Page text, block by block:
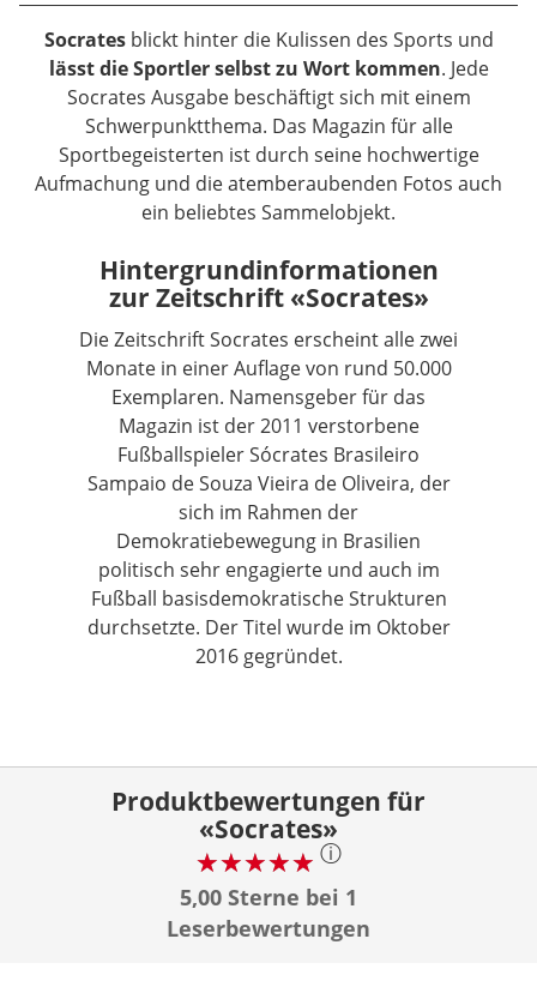
Socratesblickt hinter die Kulissen des Sports und
lässt die Sportler selbst zu Wort kommen. Jede
Socrates Ausgabe beschäftigt sich mit einem
Schwerpunktthema. Das Magazin für alle
Sportbegeisterten ist durch seine hochwertige
Aufmachung und die atemberaubenden Fotos auch
ein beliebtes Sammelobjekt.
Hintergrundinformationen
zur Zeitschrift «Socrates»
Die Zeitschrift Socrates erscheint alle zwei
Monate in einer Auflage von rund 50.000
Exemplaren. Namensgeber für das
Magazin ist der 2011 verstorbene
Fußballspieler Sócrates Brasileiro
Sampaio de Souza Vieira de Oliveira, der
sich im Rahmen der
Demokratiebewegung in Brasilien
politisch sehr engagierte und auch im
Fußball basisdemokratische Strukturen
durchsetzte. Der Titel wurde im Oktober
2016 gegründet.
Produktbewertungen für
«Socrates»
ⓘ
5,00 Sterne bei 1
Leserbewertungen